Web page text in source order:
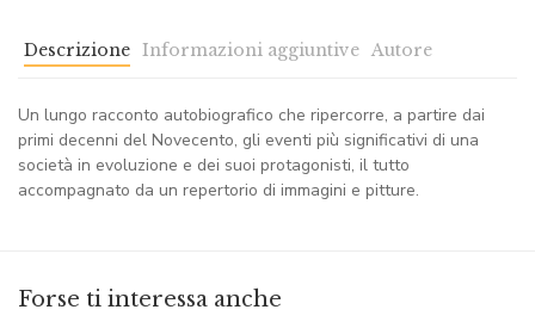
Descrizione Informazioni aggiuntive Autore
Un lungo racconto autobiografico che ripercorre, a partire dai
primi decenni del Novecento, gli eventi più significativi di una
società in evoluzione e dei suoi protagonisti, il tutto
accompagnato da un repertorio di immagini e pitture.
Forse ti interessa anche